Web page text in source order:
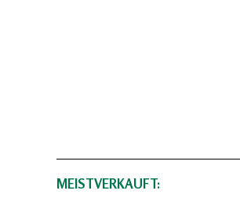
MEISTVERKAUFT: